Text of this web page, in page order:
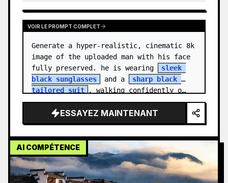
VOIR LE PROMPT COMPLET
Generate a hyper-realistic, cinematic 8k
image of the uploaded man with his face
fully preserved. he is wearing
sleek
black sunglasses
and a
sharp black
tailored suit
, walking confidently o…
ESSAYEZ MAINTENANT
AI COMPÉTENCE